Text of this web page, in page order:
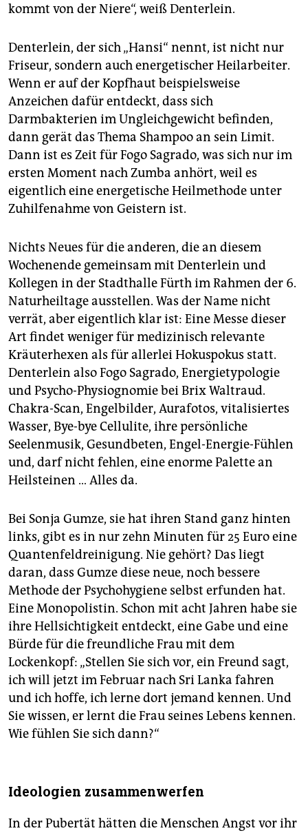
kommt von der Niere“, weiß Denterlein.
Denterlein, der sich „Hansi“ nennt, ist nicht nur
Friseur, sondern auch energetischer Heilarbeiter.
Wenn er auf der Kopfhaut beispielsweise
Anzeichen dafür entdeckt, dass sich
Darmbakterien im Ungleichgewicht befinden,
dann gerät das Thema Shampoo an sein Limit.
Dann ist es Zeit für Fogo Sagrado, was sich nur im
ersten Moment nach Zumba anhört, weil es
eigentlich eine energetische Heilmethode unter
Zuhilfenahme von Geistern ist.
Nichts Neues für die anderen, die an diesem
Wochenende gemeinsam mit Denterlein und
Kollegen in der Stadthalle Fürth im Rahmen der 6.
Naturheiltage ausstellen. Was der Name nicht
verrät, aber eigentlich klar ist: Eine Messe dieser
Art findet weniger für medizinisch relevante
Kräuterhexen als für allerlei Hokuspokus statt.
Denterlein also Fogo Sagrado, Energietypologie
und Psycho-Physiognomie bei Brix Waltraud.
Chakra-Scan, Engelbilder, Aurafotos, vitalisiertes
Wasser, Bye-bye Cellulite, ihre persönliche
Seelenmusik, Gesund­beten, Engel-Energie-Fühlen
und, darf nicht fehlen, eine enorme Palette an
Heilsteinen … Alles da.
Bei Sonja Gumze, sie hat ihren Stand ganz hinten
links, gibt es in nur zehn Minuten für 25 Euro eine
Quantenfeldreinigung. Nie gehört? Das liegt
daran, dass Gumze diese neue, noch bessere
Methode der Psychohygiene selbst erfunden hat.
Eine Monopolistin. Schon mit acht Jahren habe sie
ihre Hellsichtigkeit entdeckt, eine Gabe und eine
Bürde für die freundliche Frau mit dem
Lockenkopf: „Stellen Sie sich vor, ein Freund sagt,
ich will jetzt im Februar nach Sri Lanka fahren
und ich hoffe, ich lerne dort jemand kennen. Und
Sie wissen, er lernt die Frau seines Lebens kennen.
Wie fühlen Sie sich dann?“
Ideologien zusammenwerfen
In der Pubertät hätten die Menschen Angst vor ihr